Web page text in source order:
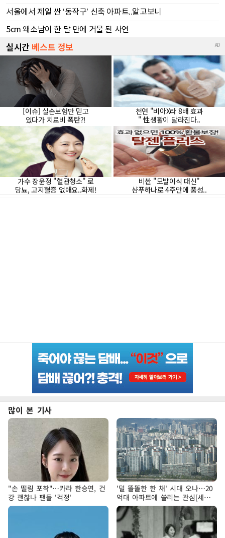
많이 본 기사
"손 떨림 포착"…카라 한승연, 건
강 괜찮나 팬들 '걱정'
'덜 똘똘한 한 채' 시대 오나…20
억대 아파트에 쏠리는 관심[세제
개편, 그 이후②]